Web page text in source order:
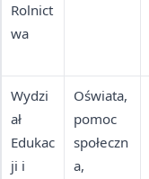
Rolnict
wa
Wydzi
ał
Edukac
ji i
Oświata,
pomoc
społeczn
a,